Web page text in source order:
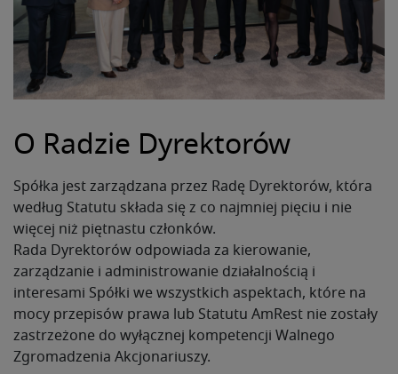
O Radzie Dyrektorów
Spółka jest zarządzana przez Radę Dyrektorów, która
według Statutu składa się z co najmniej pięciu i nie
więcej niż piętnastu członków.
Rada Dyrektorów odpowiada za kierowanie,
zarządzanie i administrowanie działalnością i
interesami Spółki we wszystkich aspektach, które na
mocy przepisów prawa lub Statutu AmRest nie zostały
zastrzeżone do wyłącznej kompetencji Walnego
Zgromadzenia Akcjonariuszy.